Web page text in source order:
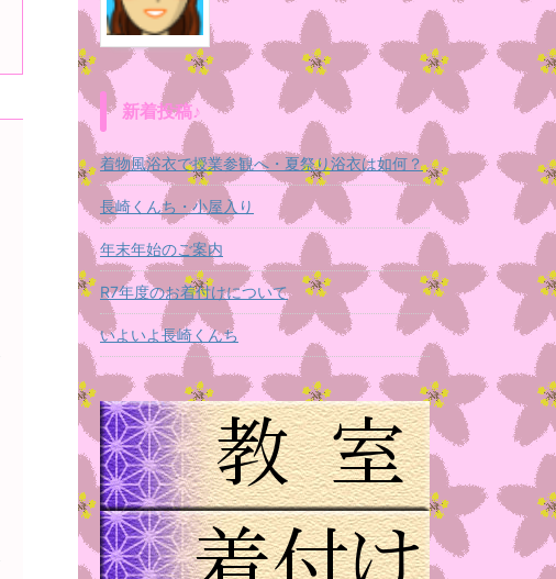
新着投稿♪
着物風浴衣で授業参観へ・夏祭り浴衣は如何？
長崎くんち・小屋入り
年末年始のご案内
R7年度のお着付けについて
いよいよ長崎くんち